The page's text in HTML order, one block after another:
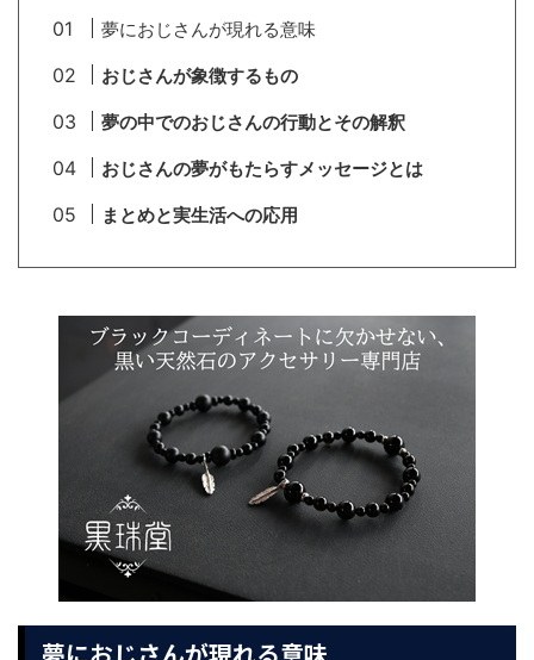
夢におじさんが現れる意味
おじさんが象徴するもの
夢の中でのおじさんの行動とその解釈
おじさんの夢がもたらすメッセージとは
まとめと実生活への応用